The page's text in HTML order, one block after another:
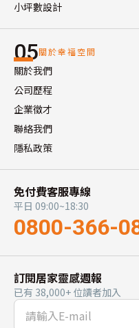
小坪數設計
05關於幸福空間
關於我們
公司歷程
企業徵才
聯絡我們
隱私政策
免付費客服專線
平日 09:00~18:30
0800-366-
訂閱居家靈感週報
已有 38,000+ 位讀者加入